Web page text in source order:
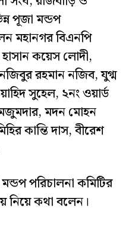
পূজা মন্ডপ
মহানগর বিএনপি
কয়েস লোদী,
রহমান নজিব, যুগ্ম
সুহেল, ২নং ওয়ার্ড
মদন মোহন
কান্তি দাস, বীরেশ
পরিচালনা কমিটির
নিয়ে কথা বলেন।